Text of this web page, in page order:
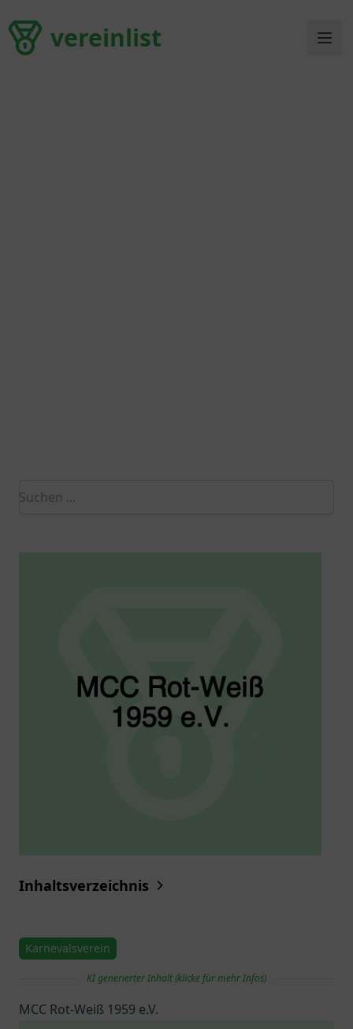
vereinlistvereinlist
Inhaltsverzeichnis
Karnevalsverein
KI generierter Inhalt (klicke für mehr Infos)
MCC Rot-Weiß 1959 e.V.